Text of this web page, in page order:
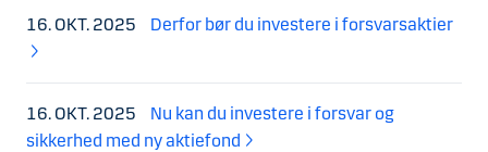
16. OKT. 2025 Derfor bør du investere i forsvarsaktier
16. OKT. 2025
Nu kan du investere i forsvar og
sikkerhed med ny aktiefond